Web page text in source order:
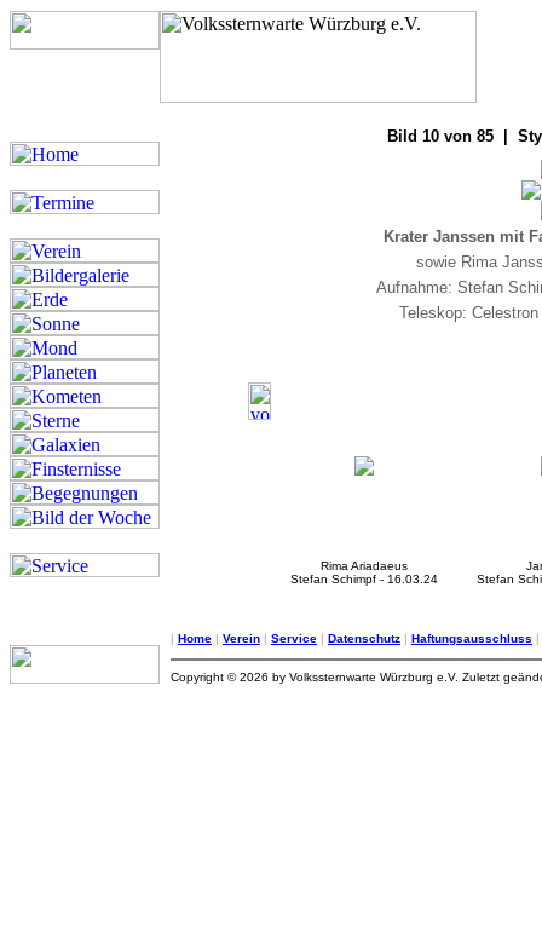
Bild 10 von 85 |
Krater Janssen mit
sowie Rima
Aufnahme: Stefan
Teleskop:
Rima Ariadaeus
Stefan Schimpf - 16.03.24
Stefan
| Home | Verein | Service | Datenschutz | Haftungsausschluss |
Copyright © 2026 by Volkssternwarte Würzburg e.V. Zuletzt